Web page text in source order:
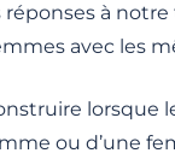
à notre
avec les
lorsque
ou d’une